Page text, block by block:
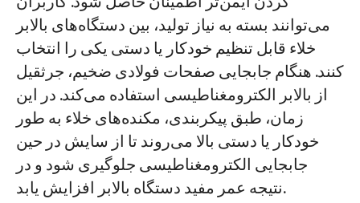
می‌توانند بسته به نیاز تولید، بین دستگاه‌های بالابر
خلاء قابل تنظیم خودکار یا دستی یکی را انتخاب
کنند. هنگام جابجایی صفحات فولادی ضخیم، جرثقیل
از بالابر الکترومغناطیسی استفاده می‌کند. در این
زمان، طبق پیکربندی، مکنده‌های خلاء به طور
خودکار یا دستی بالا می‌روند تا از سایش در حین
جابجایی الکترومغناطیسی جلوگیری شود و در
نتیجه عمر مفید دستگاه بالابر افزایش یابد.